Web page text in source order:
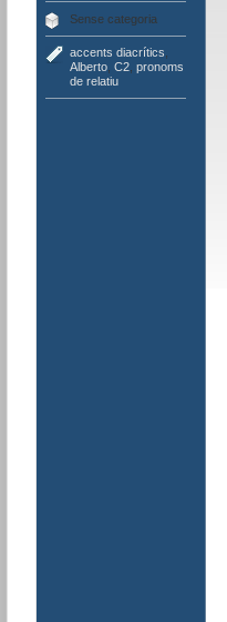
Sense categoria
accents diacrítics
Alberto, C2, pronoms
de relatiu